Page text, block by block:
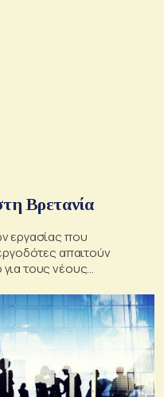
Βρετανία
εργασίας που
απαιτούν
τους νέους